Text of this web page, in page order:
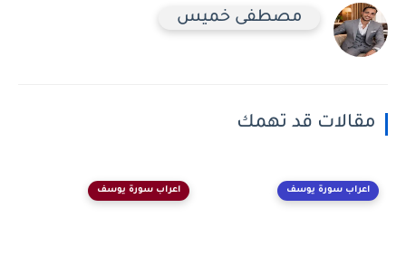
مصطفى خميس
مقالات قد تهمك
اعراب سورة يوسف اعراب سورة يوسف